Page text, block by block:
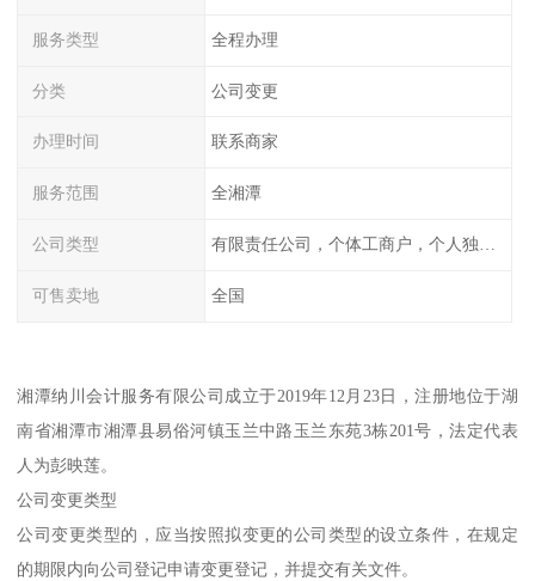
服务类型 全程办理
分类 公司变更
办理时间 联系商家
服务范围 全湘潭
公司类型
可售卖地 全国
湘潭纳川会计服务有限公司成立于2019年12月23日，注册地位于湖
南省湘潭市湘潭县易俗河镇玉兰中路玉兰东苑3栋201号，法定代表
人为彭映莲。
公司变更类型
公司变更类型的，应当按照拟变更的公司类型的设立条件，在规定
的期限内向公司登记申请变更登记，并提交有关文件。